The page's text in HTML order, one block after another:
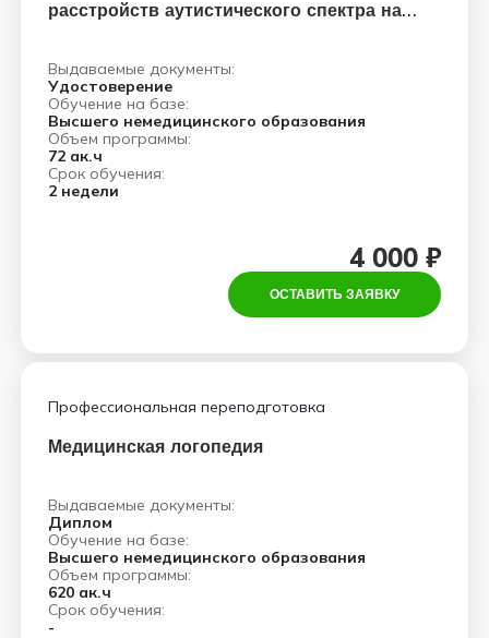
расстройств аутистического спектра на
Выдаваемые документы:
Удостоверение
Обучение на базе:
Высшего немедицинского образования
Объем программы:
72 ак.ч
Срок обучения:
2 недели
4 000 ₽
ОСТАВИТЬ ЗАЯВКУ
Профессиональная переподготовка
Медицинская логопедия
Выдаваемые документы:
Диплом
Обучение на базе:
Высшего немедицинского образования
Объем программы:
620 ак.ч
Срок обучения:
-